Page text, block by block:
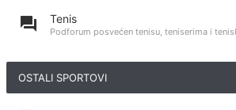
Tenis
Podforum posvećen tenisu, teniserima i
OSTALI SPORTOVI